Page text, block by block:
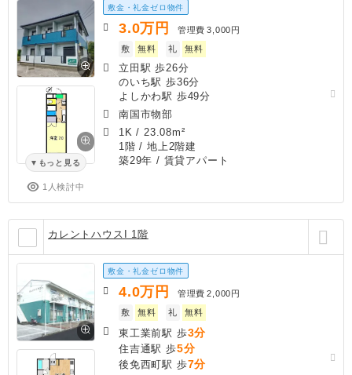
もっと見る
1人検討中
敷金・礼金ゼロ物件
3.0万円 管理費 3,000円
敷
無料 礼 無料
立田駅 歩26分
のいち駅 歩36分
よしかわ駅 歩49分
南国市物部
1K / 23.08m²
1階 / 地上2階建
築29年 / 賃貸アパート
カレントハウスI 1階
敷金・礼金ゼロ物件
4.0万円 管理費 2,000円
敷
無料 礼 無料
東工業前駅 歩3分
住吉通駅 歩5分
後免西町駅 歩7分